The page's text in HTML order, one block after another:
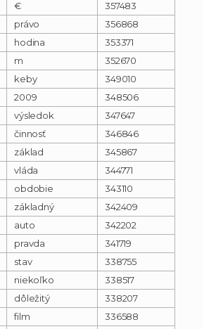
€
357483
právo
356868
hodina
353371
m
352670
keby
349010
2009
348506
výsledok
347647
činnosť
346846
základ
345867
vláda
344771
obdobie
343110
základný
342409
auto
342202
pravda
341719
stav
338755
niekoľko
338517
dôležitý
338207
film
336588